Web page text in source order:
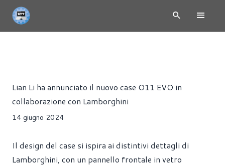
Lian Li ha annunciato il nuovo case O11 EVO in
collaborazione con Lamborghini
14 giugno 2024
Il design del case si ispira ai distintivi dettagli di
Lamborghini, con un pannello frontale in vetro